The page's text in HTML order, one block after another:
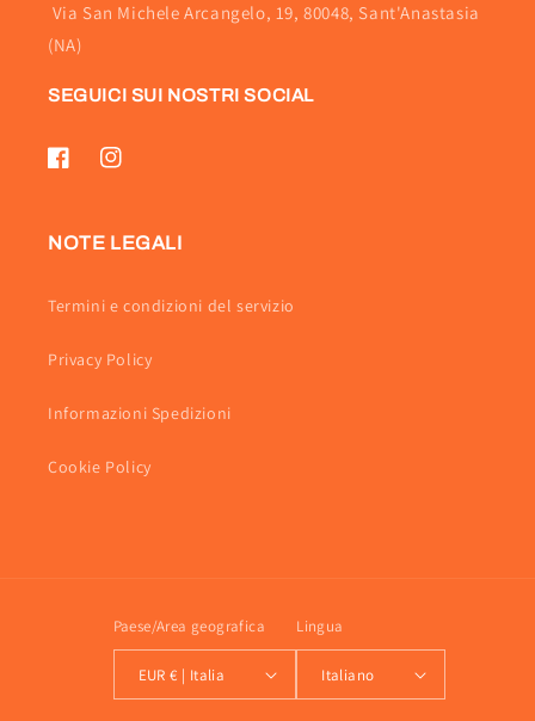
Via San Michele Arcangelo, 19, 80048, Sant'Anastasia
(NA)
SEGUICI SUI NOSTRI SOCIAL
FacebookInstagram
NOTE LEGALI
Termini e condizioni del servizio
Privacy Policy
Informazioni Spedizioni
Cookie Policy
Paese/Area geografica
EUR € | Italia
Lingua
Italiano